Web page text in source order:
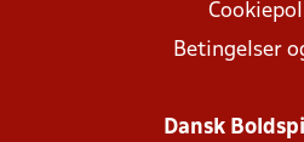
Betingelser
Dansk